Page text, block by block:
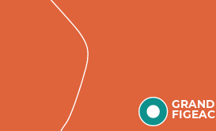
GRAND
FIGEAC